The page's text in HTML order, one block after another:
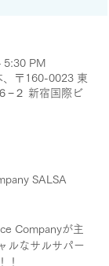
5:30 PM
、〒160-0023 東
−２ 新宿国際ビ
SALSA
Companyが主
ルなサルサパー
！